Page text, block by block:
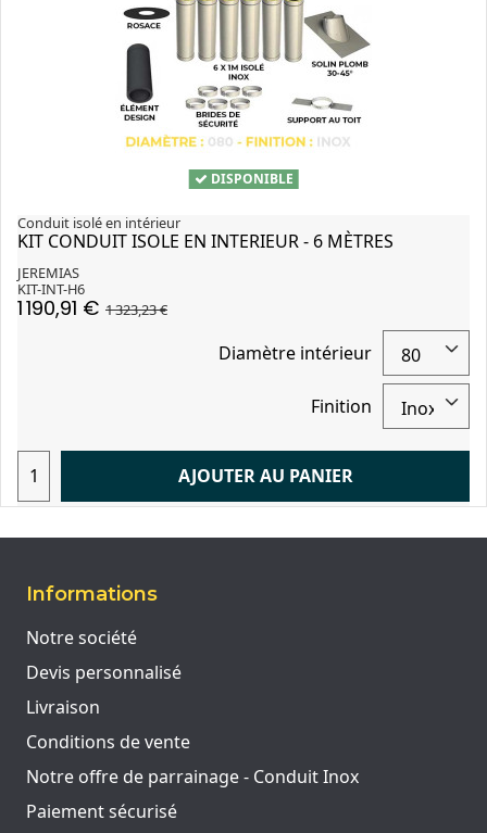
DISPONIBLE
Conduit isolé en intérieur
KIT CONDUIT ISOLE EN INTERIEUR - 6 MÈTRES
JEREMIAS
KIT-INT-H6
1 190,91 € 1 323,23 €
Diamètre intérieur
Finition
AJOUTER AU PANIER
Informations
Notre société
Devis personnalisé
Livraison
Conditions de vente
Notre offre de parrainage - Conduit Inox
Paiement sécurisé